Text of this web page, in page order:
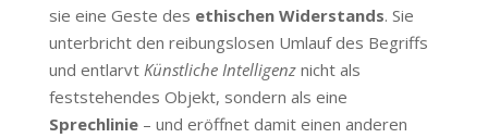
sie eine Geste des ethischen Widerstands. Sie
unterbricht den reibungslosen Umlauf des Begriffs
und entlarvt Künstliche Intelligenznicht als
feststehendes Objekt, sondern als eine
Sprechlinie– und eröffnet damit einen anderen